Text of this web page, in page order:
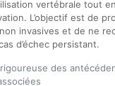
vertébrale tout
L’objectif est de
invasives et de ne
d’échec persistant.
des